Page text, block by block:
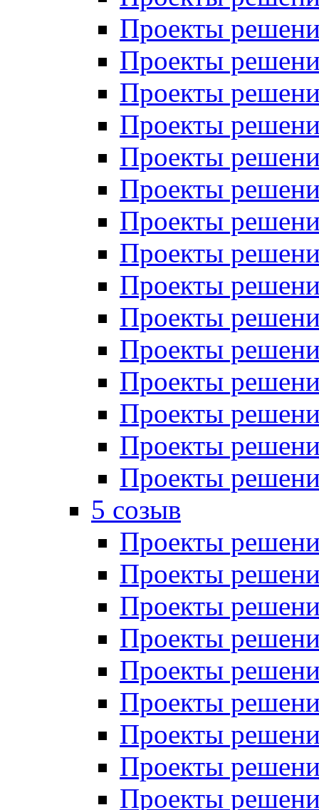
Проекты
Проекты
Проекты
Проекты
Проекты
Проекты
Проекты
Проекты
Проекты
Проекты
Проекты
Проекты
Проекты
Проекты
Проекты
5 созыв
Проекты
Проекты
Проекты
Проекты
Проекты
Проекты
Проекты
Проекты
Проекты